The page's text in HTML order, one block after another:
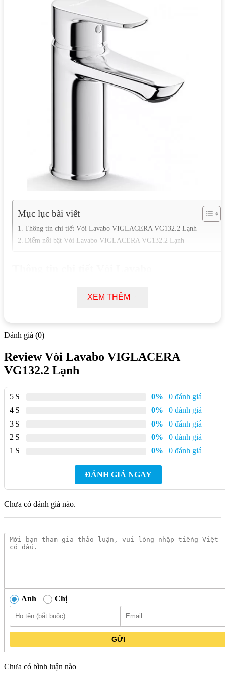
Mục lục bài viết
Thông tin chi tiết Vòi Lavabo VIGLACERA VG132.2 Lạnh
Điểm nổi bật Vòi Lavabo VIGLACERA VG132.2 Lạnh
Lớp mạ:
Công nghệ: Italia
Xuất xứ: Việt Nam
Bảo hành:2 năm
Điểm nổi bật Vòi Lavabo VIGLACERA
VG132.2 Lạnh
thanh mảnh, đường nét tinh tế, phù hợp với mọi phong cách
Chất liệu cao cấp:Vòi được làm từ đồng thau mạ crom
Lớp mạ crom dày dặn:
Công nghệ Italia:Vòi được sản xuất theo công nghệ tiên
tiến của Italia, đảm bảo chất lượng và độ bền cao.
Dễ dàng sử dụng:Vòi có cấu tạo đơn giản, dễ dàng thao
tác và điều chỉnh lượng nước.
Tiết kiệm nước:
Vòi được trang bị công nghệ van đĩa tiên
tiến, giúp tiết kiệm nước hiệu quả.
Giá cả hợp lý:Vòi có giá thành cạnh tranh, phù hợp với
XEM THÊM
Đánh giá (0)
Review Vòi Lavabo VIGLACERA
VG132.2 Lạnh
5 0% | 0 đánh giá
4
0% | 0 đánh giá
3
0% | 0 đánh giá
2
0% | 0 đánh giá
1
0% | 0 đánh giá
ĐÁNH GIÁ NGAY
Chưa có đánh giá nào.
Anh Chị
GỬI
Chưa có bình luận nào